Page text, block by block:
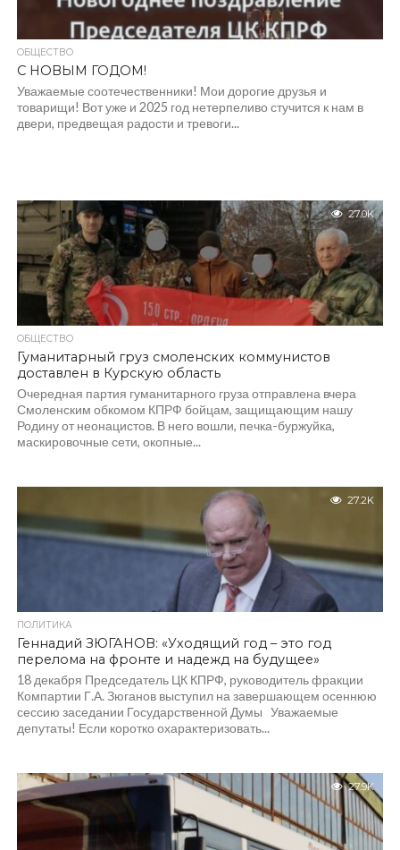
ОБЩЕСТВО
С НОВЫМ ГОДОМ!
Уважаемые соотечественники! Мои дорогие друзья и
товарищи! Вот уже и 2025 год нетерпеливо стучится к нам в
двери, предвещая радости и тревоги...
27.0K
ОБЩЕСТВО
Гуманитарный груз смоленских коммунистов
доставлен в Курскую область
Очередная партия гуманитарного груза отправлена вчера
Смоленским обкомом КПРФ бойцам, защищающим нашу
Родину от неонацистов. В него вошли, печка-буржуйка,
маскировочные сети, окопные...
27.2K
ПОЛИТИКА
Геннадий ЗЮГАНОВ: «Уходящий год – это год
перелома на фронте и надежд на будущее»
18 декабря Председатель ЦК КПРФ, руководитель фракции
Компартии Г.А. Зюганов выступил на завершающем осеннюю
сессию заседании Государственной Думы Уважаемые
депутаты! Если коротко охарактеризовать...
27.9K